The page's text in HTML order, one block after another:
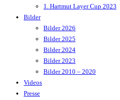
1. Hartmut Layer Cup 2023
Bilder
Bilder 2026
Bilder 2025
Bilder 2024
Bilder 2023
Bilder 2010 – 2020
Videos
Presse